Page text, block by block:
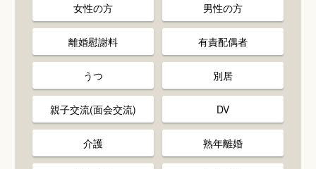
女性の方 男性の方
離婚慰謝料 有責配偶者
うつ 別居
親子交流(面会交流) DV
介護 熟年離婚